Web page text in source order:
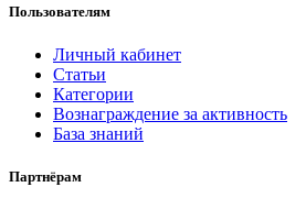
Пользователям
Личный кабинет
Статьи
Категории
Вознаграждение за активность
База знаний
Партнёрам